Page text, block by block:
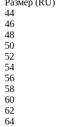
44
46
48
50
52
54
56
58
60
62
64